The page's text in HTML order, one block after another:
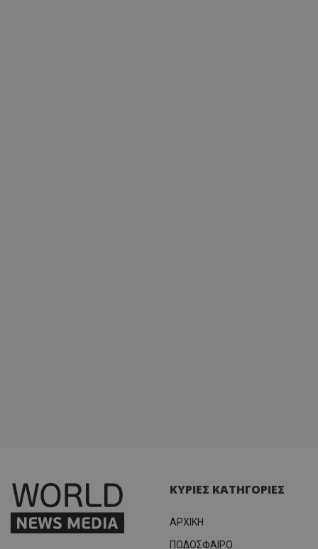
ΚΥΡΙΕΣ ΚΑΤΗΓΟΡΙΕΣ
ΑΡΧΙΚΗ
ΠΟΔΟΣΦΑΙΡΟ